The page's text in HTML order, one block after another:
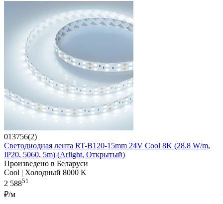
013756(2)
Светодиодная лента RT-B120-15mm 24V Cool 8K (28.8 W/m,
IP20, 5060, 5m) (Arlight, Открытый)
Произведено в Беларуси
Cool | Холодный 8000 K
2 58851
₽/м